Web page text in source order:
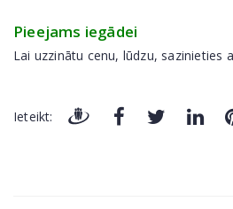
Pieejams iegādei
Lai uzzinātu cenu, lūdzu, sazinieties
Ieteikt: